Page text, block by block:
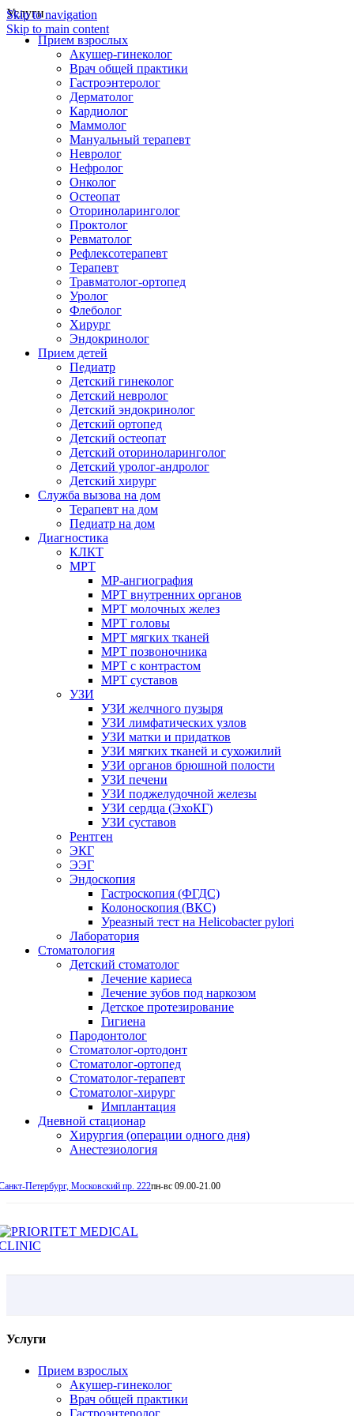
Skip to navigation
Skip to main content
Услуги
Прием взрослых
Акушер-гинеколог
Врач общей практики
Гастроэнтеролог
Дерматолог
Кардиолог
Маммолог
Мануальный терапевт
Невролог
Нефролог
Онколог
Остеопат
Оториноларинголог
Проктолог
Ревматолог
Рефлексотерапевт
Терапевт
Травматолог-ортопед
Уролог
Флеболог
Хирург
Эндокринолог
Прием детей
Педиатр
Детский гинеколог
Детский невролог
Детский эндокринолог
Детский ортопед
Детский остеопат
Детский оториноларинголог
Детский уролог-андролог
Детский хирург
Служба вызова на дом
Терапевт на дом
Педиатр на дом
Диагностика
КЛКТ
МРТ
МР-ангиография
МРТ внутренних органов
МРТ молочных желез
МРТ головы
МРТ мягких тканей
МРТ позвоночника
МРТ с контрастом
МРТ суставов
УЗИ
УЗИ желчного пузыря
УЗИ лимфатических узлов
УЗИ матки и придатков
УЗИ мягких тканей и сухожилий
УЗИ органов брюшной полости
УЗИ печени
УЗИ поджелудочной железы
УЗИ сердца (ЭхоКГ)
УЗИ суставов
Рентген
ЭКГ
ЭЭГ
Эндоскопия
Гастроскопия (ФГДС)
Колоноскопия (ВКС)
Уреазный тест на Helicobacter pylori
Лаборатория
Стоматология
Детский стоматолог
Лечение кариеса
Лечение зубов под наркозом
Детское протезирование
Гигиена
Пародонтолог
Стоматолог-ортодонт
Стоматолог-ортопед
Стоматолог-терапевт
Стоматолог-хирург
Имплантация
Дневной стационар
Хирургия (операции одного дня)
Анестезиология
Петербург, Московский пр. 222пн-вс 09.00-21.00
Услуги
Прием взрослых
Акушер-гинеколог
Врач общей практики
Гастроэнтеролог